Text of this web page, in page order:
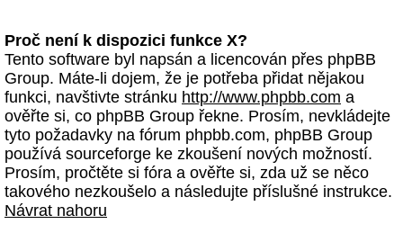
Proč není k dispozici funkce X?
Tento software byl napsán a licencován přes phpBB
Group. Máte-li dojem, že je potřeba přidat nějakou
funkci, navštivte stránku http://www.phpbb.com a
ověřte si, co phpBB Group řekne. Prosím, nevkládejte
tyto požadavky na fórum phpbb.com, phpBB Group
používá sourceforge ke zkoušení nových možností.
Prosím, pročtěte si fóra a ověřte si, zda už se něco
takového nezkoušelo a následujte příslušné instrukce.
Návrat nahoru